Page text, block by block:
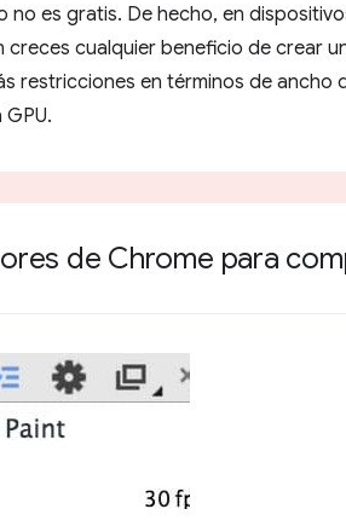
es gratis. De hecho, en
cualquier beneficio de crear
restricciones en términos de ancho
de Chrome para